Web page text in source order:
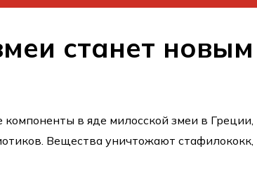
станет новым
в яде милосской змеи в Греции,
Вещества уничтожают стафилококк,